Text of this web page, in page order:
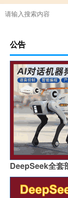
公告
DeepSeek全套